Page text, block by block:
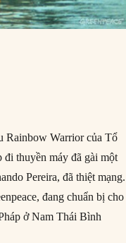
Rainbow Warrior của Tổ
đi thuyền máy đã gài một
Pereira, đã thiệt mạng.
đang chuẩn bị cho
ở Nam Thái Bình
Hòa Bình Xanh”